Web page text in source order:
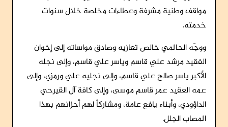
مواقف وطنية مشرفة وعطاءات مخلصة خلال سنوات
خدمته.
ووجّه الحالمي خالص تعازيه وصادق مواساته إلى إخوان
الفقيد مرشد علي قاسم وياسر علي قاسم، وإلى نجله
الأكبر ياسر صالح علي قاسم، وإلى نجليه علي ورمزي، وإلى
عمه العقيد عمر قاسم موسى، وإلى كافة آل القيرحي
الداؤودي، وأبناء يافع عامة، ومشاركاً لهم أحزانهم بهذا
المصاب الجلل.